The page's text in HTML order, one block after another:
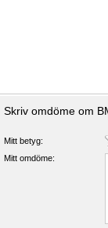
Skriv omdöme om
Mitt betyg:
Mitt omdöme: